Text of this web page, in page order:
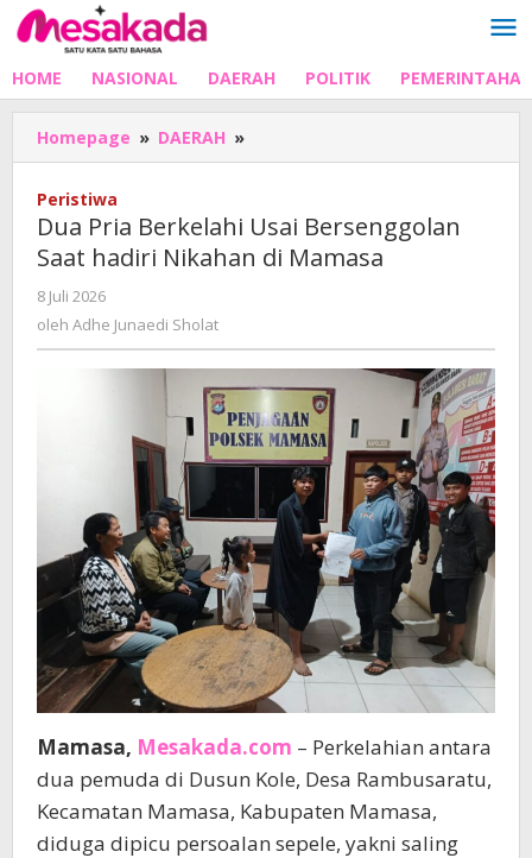
Lewati
ke
HOME NASIONAL DAERAH POLITIK
Homepage » DAERAH »
Pria
Bersenggolan
Saat
Peristiwa
Dua Pria Berkelahi Usai Bersenggolan
Saat hadiri Nikahan di Mamasa
8 Juli 2026
Adhe
Junaedi
oleh Adhe Junaedi Sholat
Mamasa, Mesakada.com – Perkelahian antara
dua pemuda di Dusun Kole, Desa Rambusaratu,
Kecamatan Mamasa, Kabupaten Mamasa,
diduga dipicu persoalan sepele, yakni saling